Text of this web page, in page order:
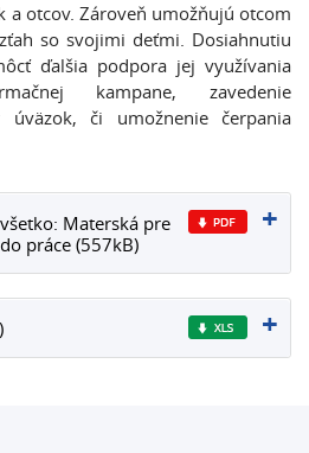
a otcov. Zároveň umožňujú otcom
so svojimi deťmi. Dosiahnutiu
ďalšia podpora jej využívania
kampane, zavedenie
úväzok, či umožnenie čerpania
Materská pre
práce (557kB)